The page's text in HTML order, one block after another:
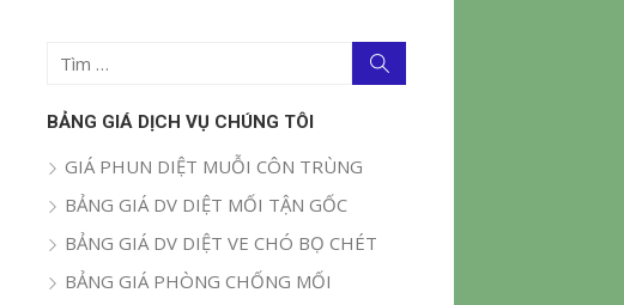
Tìm
quả
kiếm
BẢNG GIÁ DỊCH VỤ CHÚNG TÔI
GIÁ PHUN DIỆT MUỖI CÔN TRÙNG
BẢNG GIÁ DV DIỆT MỐI TẬN GỐC
BẢNG GIÁ DV DIỆT VE CHÓ BỌ CHÉT
BẢNG GIÁ PHÒNG CHỐNG MỐI